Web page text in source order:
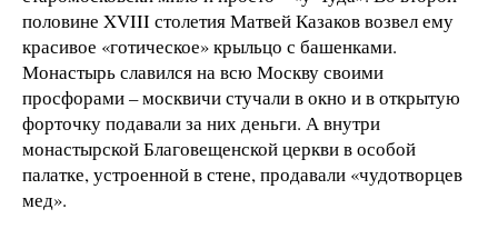
половине XVIII столетия Матвей Казаков возвел ему
красивое «готическое» крыльцо с башенками.
Монастырь славился на всю Москву своими
просфорами – москвичи стучали в окно и в открытую
форточку подавали за них деньги. А внутри
монастырской Благовещенской церкви в особой
палатке, устроенной в стене, продавали «чудотворцев
мед».